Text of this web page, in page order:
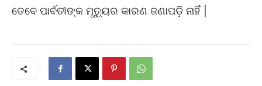
ତେବେ ପାର୍ବତୀଙ୍କ ମୃତ୍ୟୁର କାରଣ ଜଣାପଡ଼ି ନାହିଁ |